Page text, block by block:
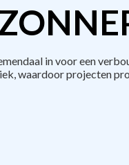
in voor een
waardoor projecten